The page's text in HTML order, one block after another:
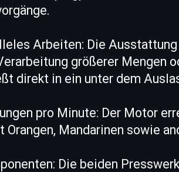
Arbeiten: Die
größerer Mengen
direkt in ein unter dem
pro Minute: Der Motor
Mandarinen sowie
Die beiden